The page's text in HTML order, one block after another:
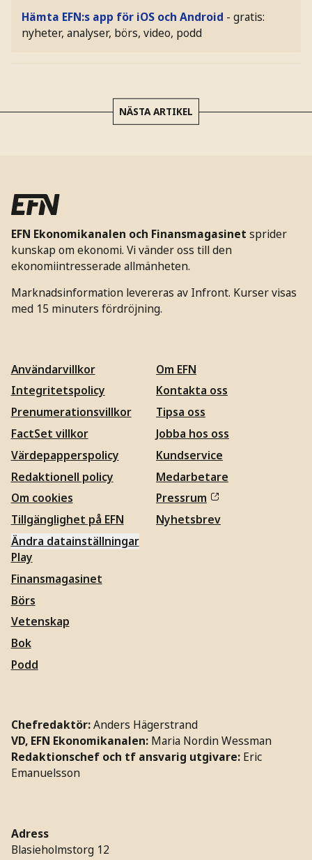
Hämta EFN:s app för iOS och Android - gratis:
nyheter, analyser, börs, video, podd
NÄSTA ARTIKEL
EFN Ekonomikanalen och Finansmagasinet sprider
kunskap om ekonomi. Vi vänder oss till den
ekonomiintresserade allmänheten.
Marknadsinformation levereras av Infront. Kurser visas
med 15 minuters fördröjning.
Användarvillkor
Integritetspolicy
Prenumerationsvillkor
FactSet villkor
Värdepapperspolicy
Redaktionell policy
Om cookies
Tillgänglighet på EFN
Ändra datainställningar
Om EFN
Kontakta oss
Tipsa oss
Jobba hos oss
Kundservice
Medarbetare
Pressrum
Nyhetsbrev
Play
Finansmagasinet
Börs
Vetenskap
Bok
Podd
Chefredaktör:Anders Hägerstrand
VD, EFN Ekonomikanalen: Maria Nordin Wessman
Redaktionschef och tf ansvarig utgivare: Eric
Emanuelsson
Adress
Blasieholmstorg 12